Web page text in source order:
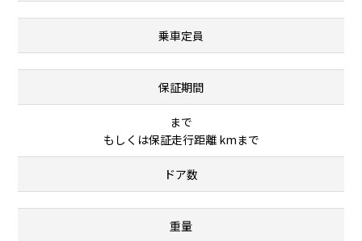
乗車定員
保証期間
まで
もしくは保証走行距離 kmまで
ドア数
重量